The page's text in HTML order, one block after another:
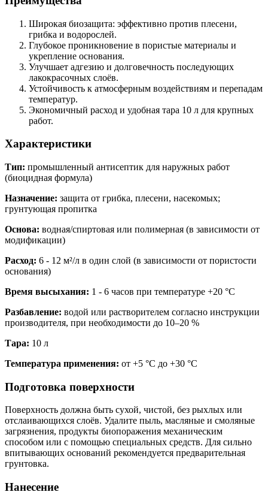
Широкая биозащита: эффективно против плесени,
грибка и водорослей.
Глубокое проникновение в пористые материалы и
укрепление основания.
Улучшает адгезию и долговечность последующих
лакокрасочных слоёв.
Устойчивость к атмосферным воздействиям и перепадам
температур.
Экономичный расход и удобная тара 10 л для крупных
работ.
Характеристики
Тип: промышленный антисептик для наружных работ
(биоцидная формула)
Назначение: защита от грибка, плесени, насекомых;
грунтующая пропитка
Основа: водная/спиртовая или полимерная (в зависимости от
модификации)
Расход: 6 - 12 м²/л в один слой (в зависимости от пористости
основания)
Время высыхания: 1 - 6 часов при температуре +20 °C
Разбавление: водой или растворителем согласно инструкции
производителя, при необходимости до 10–20 %
Тара: 10 л
Температура применения: от +5 °C до +30 °C
Подготовка поверхности
Поверхность должна быть сухой, чистой, без рыхлых или
отслаивающихся слоёв. Удалите пыль, масляные и смоляные
загрязнения, продукты биопоражения механическим
способом или с помощью специальных средств. Для сильно
впитывающих оснований рекомендуется предварительная
грунтовка.
Нанесение